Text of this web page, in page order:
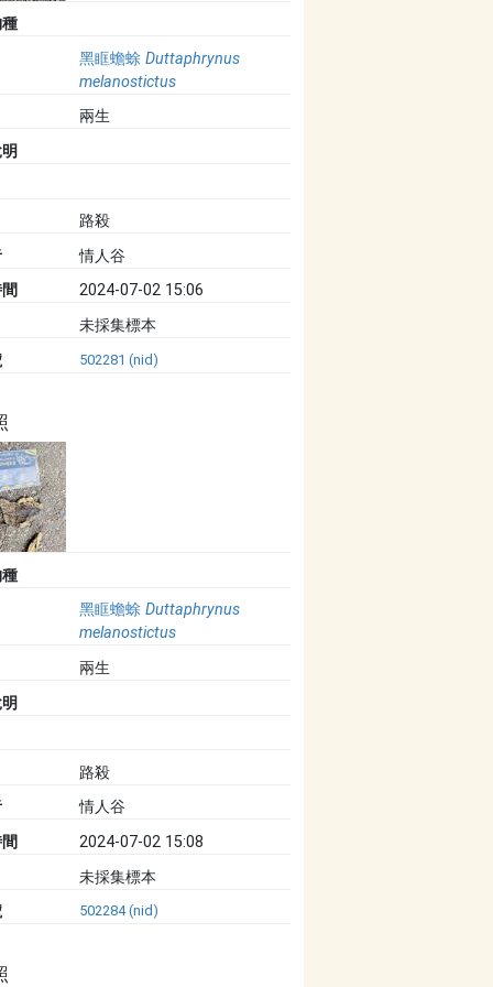
黑眶蟾蜍 Duttaphrynus
melanostictus
兩生
路殺
情人谷
2024-07-02 15:06
未採集標本
502281 (nid)
黑眶蟾蜍 Duttaphrynus
melanostictus
兩生
路殺
情人谷
2024-07-02 15:08
未採集標本
502284 (nid)